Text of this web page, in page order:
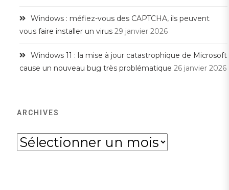
Windows : méfiez-vous des CAPTCHA, ils peuvent
vous faire installer un virus 29 janvier 2026
Windows 11 : la mise à jour catastrophique de Microsoft
cause un nouveau bug très problématique 26 janvier 2026
ARCHIVES
Archives